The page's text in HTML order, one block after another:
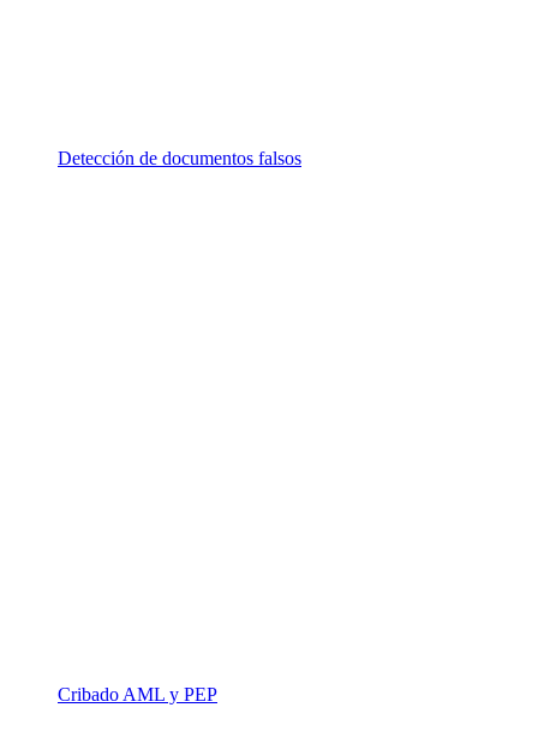
Detección de documentos falsos
Cribado AML y PEP